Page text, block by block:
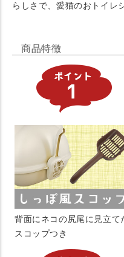
らしさで、愛猫のおトイレ
商品特徴
背面にネコの尻尾に見立て
スコップつき